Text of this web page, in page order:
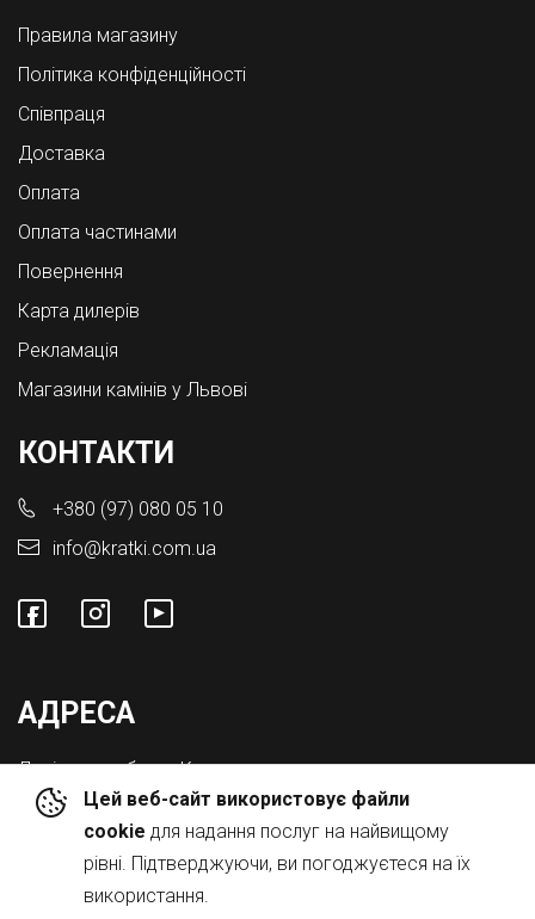
Цей веб-сайт використовує файли
cookie для надання послуг на найвищому
рівні. Підтверджуючи, ви погоджуєтеся на їх
використання.
Правила магазину
Політика конфіденційності
Співпраця
Доставка
Оплата
Оплата частинами
Повернення
Карта дилерів
Рекламація
Магазини камінів у Львові
КОНТАКТИ
+380 (97) 080 05 10
info@kratki.com.ua
АДРЕСА
Львівська обл., с. Конопниця,
Вул. Городоцька 8а